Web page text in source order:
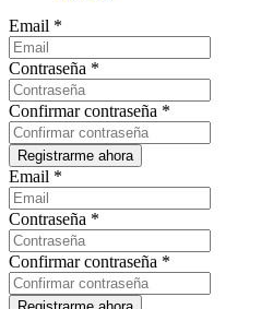
Email *
Contraseña *
Confirmar contraseña *
Email *
Contraseña *
Confirmar contraseña *